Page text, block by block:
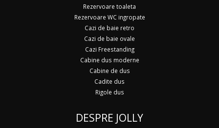
Rezervoare toaleta
Rezervoare WC ingropate
Cazi de baie retro
Cazi de baie ovale
Cazi Freestanding
Cabine dus moderne
Cabine de dus
Cadite dus
Rigole dus
DESPRE JOLLY